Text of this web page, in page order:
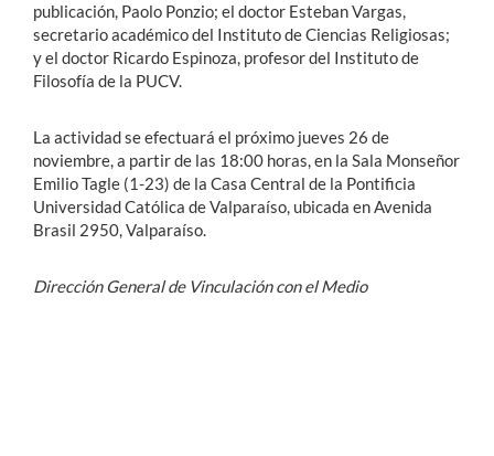
publicación, Paolo Ponzio; el doctor Esteban Vargas,
secretario académico del Instituto de Ciencias Religiosas;
y el doctor Ricardo Espinoza, profesor del Instituto de
Filosofía de la PUCV.
La actividad se efectuará el próximo jueves 26 de
noviembre, a partir de las 18:00 horas, en la Sala Monseñor
Emilio Tagle (1-23) de la Casa Central de la Pontificia
Universidad Católica de Valparaíso, ubicada en Avenida
Brasil 2950, Valparaíso.
Dirección General de Vinculación con el Medio